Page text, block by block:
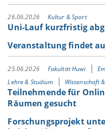
26.06.2026 Kultur & Sport
Uni-Lauf kurzfristig
Veranstaltung findet
25.06.2026 Fakultät Huwi
Lehre & Studium
Wissenschaft
Teilnehmende für
Räumen gesucht
Forschungsprojekt